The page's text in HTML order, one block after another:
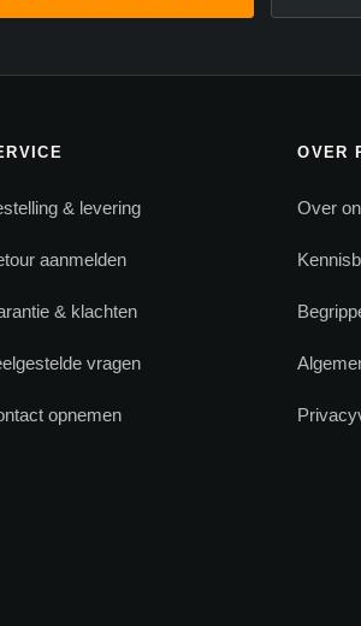
& levering
aanmelden
& klachten
vragen
opnemen
OVER
Over